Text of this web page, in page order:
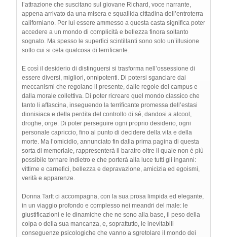
l’attrazione che suscitano sul giovane Richard, voce narrante,
appena arrivato da una misera e squallida cittadina dell’entroterra
californiano. Per lui essere ammesso a questa casta significa poter
accedere a un mondo di complicità e bellezza finora soltanto
sognato. Ma spesso le superfici scintillanti sono solo un’illusione
sotto cui si cela qualcosa di terrificante.
E così il desiderio di distinguersi si trasforma nell’ossessione di
essere diversi, migliori, onnipotenti. Di potersi sganciare dai
meccanismi che regolano il presente, dalle regole del campus e
dalla morale collettiva. Di poter ricreare quel mondo classico che
tanto li affascina, inseguendo la terrificante promessa dell’estasi
dionisiaca e della perdita del controllo di sé, dandosi a alcool,
droghe, orge. Di poter perseguire ogni proprio desiderio, ogni
personale capriccio, fino al punto di decidere della vita e della
morte. Ma l’omicidio, annunciato fin dalla prima pagina di questa
sorta di memoriale, rappresenterà il baratro oltre il quale non è più
possibile tornare indietro e che porterà alla luce tutti gli inganni:
vittime e carnefici, bellezza e depravazione, amicizia ed egoismi,
verità e apparenze.
Donna Tartt ci accompagna, con la sua prosa limpida ed elegante,
in un viaggio profondo e complesso nei meandri del male: le
giustificazioni e le dinamiche che ne sono alla base, il peso della
colpa o della sua mancanza, e, soprattutto, le inevitabili
conseguenze psicologiche che vanno a sgretolare il mondo dei